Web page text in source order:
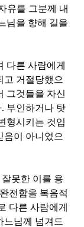
유를 그분께 내
님을 향해 길을
다른 사람에게
고 거절당했으
그것들을 자신
. 부인하거나 탓
형시키는 것입
음이 아니었으
못한 이를 용
전함을 복음적
다른 사람에게
느님께 넘겨드